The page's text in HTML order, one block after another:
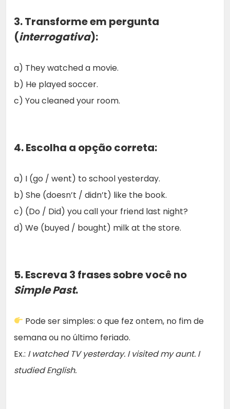
3. Transforme em pergunta
(interrogativa):
a) They watched a movie.
b) He played soccer.
c) You cleaned your room.
4. Escolha a opção correta:
a) I (go / went) to school yesterday.
b) She (doesn’t / didn’t) like the book.
c) (Do / Did) you call your friend last night?
d) We (buyed / bought) milk at the store.
5. Escreva 3 frases sobre você no
Simple Past.
Pode ser simples: o que fez ontem, no fim de
semana ou no último feriado.
Ex.: I watched TV yesterday. I visited my aunt. I
studied English.